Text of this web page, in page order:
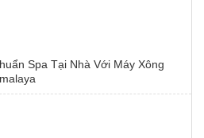
Spa Tại Nhà Với Máy Xông